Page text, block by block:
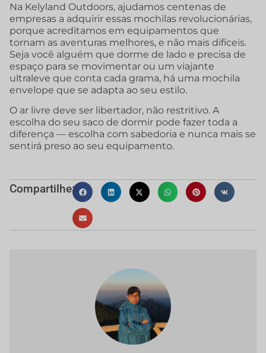
Na Kelyland Outdoors, ajudamos centenas de
empresas a adquirir essas mochilas revolucionárias,
porque acreditamos em equipamentos que
tornam as aventuras melhores, e não mais difíceis.
Seja você alguém que dorme de lado e precisa de
espaço para se movimentar ou um viajante
ultraleve que conta cada grama, há uma mochila
envelope que se adapta ao seu estilo.
O ar livre deve ser libertador, não restritivo. A
escolha do seu saco de dormir pode fazer toda a
diferença — escolha com sabedoria e nunca mais se
sentirá preso ao seu equipamento.
Compartilhe: